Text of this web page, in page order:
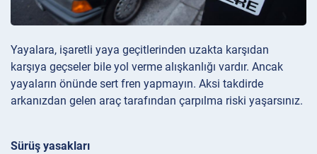
Yayalara, işaretli yaya geçitlerinden uzakta karşıdan
karşıya geçseler bile yol verme alışkanlığı vardır. Ancak
yayaların önünde sert fren yapmayın. Aksi takdirde
arkanızdan gelen araç tarafından çarpılma riski yaşarsınız.
Sürüş yasakları